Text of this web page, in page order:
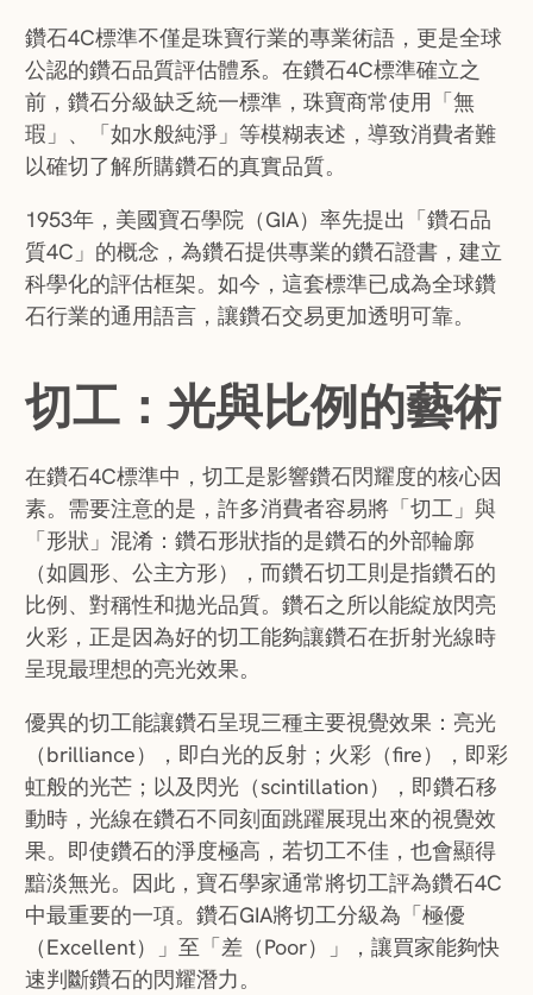
鑽石4C標準不僅是珠寶行業的專業術語，更是全球
公認的鑽石品質評估體系。在鑽石4C標準確立之
前，鑽石分級缺乏統一標準，珠寶商常使用「無
瑕」、「如水般純淨」等模糊表述，導致消費者難
以確切了解所購鑽石的真實品質。
1953年，美國寶石學院（GIA）率先提出「鑽石品
質4C」的概念，為鑽石提供專業的鑽石證書，建立
科學化的評估框架。如今，這套標準已成為全球鑽
石行業的通用語言，讓鑽石交易更加透明可靠。
切工：光與比例的藝術
在鑽石4C標準中，切工是影響鑽石閃耀度的核心因
素。需要注意的是，許多消費者容易將「切工」與
「形狀」混淆：鑽石形狀指的是鑽石的外部輪廓
（如圓形、公主方形），而鑽石切工則是指鑽石的
比例、對稱性和拋光品質。鑽石之所以能綻放閃亮
火彩，正是因為好的切工能夠讓鑽石在折射光線時
呈現最理想的亮光效果。
優異的切工能讓鑽石呈現三種主要視覺效果：亮光
（brilliance），即白光的反射；火彩（fire），即彩
虹般的光芒；以及閃光（scintillation），即鑽石移
動時，光線在鑽石不同刻面跳躍展現出來的視覺效
果。即使鑽石的淨度極高，若切工不佳，也會顯得
黯淡無光。因此，寶石學家通常將切工評為鑽石4C
中最重要的一項。鑽石GIA將切工分級為「極優
（Excellent）」至「差（Poor）」，讓買家能夠快
速判斷鑽石的閃耀潛力。